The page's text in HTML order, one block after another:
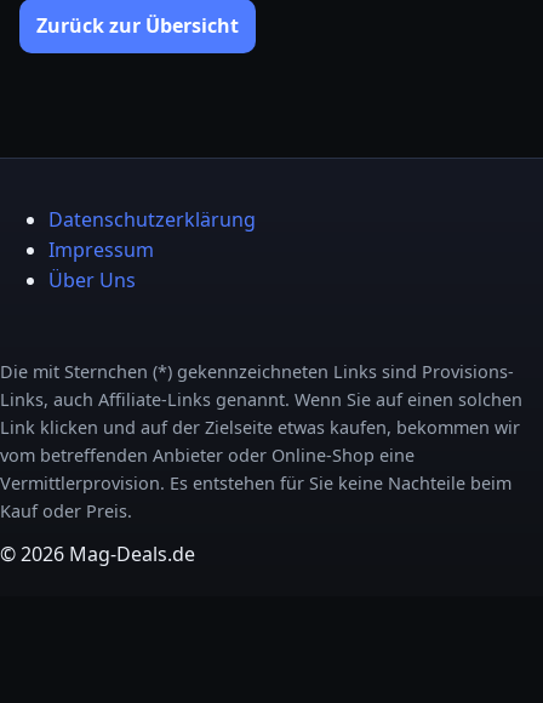
Zurück zur Übersicht
Datenschutzerklärung
Impressum
Über Uns
Die mit Sternchen (*) gekennzeichneten Links sind Provisions-
Links, auch Affiliate-Links genannt. Wenn Sie auf einen solchen
Link klicken und auf der Zielseite etwas kaufen, bekommen wir
vom betreffenden Anbieter oder Online-Shop eine
Vermittlerprovision. Es entstehen für Sie keine Nachteile beim
Kauf oder Preis.
© 2026 Mag-Deals.de